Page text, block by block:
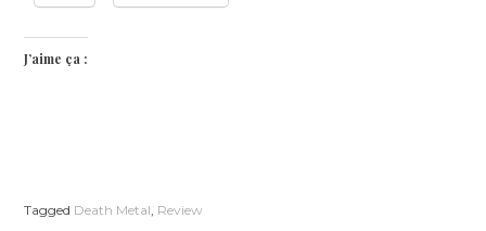
J’aime ça :
Tagged Death Metal Review